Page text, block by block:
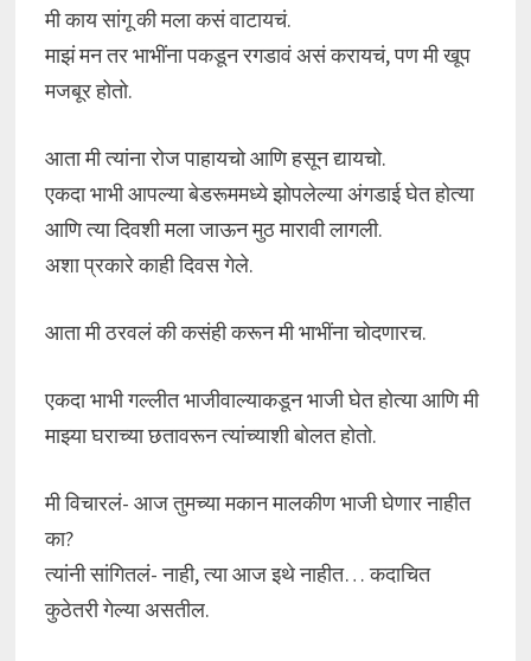
मी काय सांगू की मला कसं वाटायचं.
माझं मन तर भाभींना पकडून रगडावं असं करायचं, पण मी खूप
मजबूर होतो.
आता मी त्यांना रोज पाहायचो आणि हसून द्यायचो.
एकदा भाभी आपल्या बेडरूममध्ये झोपलेल्या अंगडाई घेत होत्या
आणि त्या दिवशी मला जाऊन मुठ मारावी लागली.
अशा प्रकारे काही दिवस गेले.
आता मी ठरवलं की कसंही करून मी भाभींना चोदणारच.
एकदा भाभी गल्लीत भाजीवाल्याकडून भाजी घेत होत्या आणि मी
माझ्या घराच्या छतावरून त्यांच्याशी बोलत होतो.
मी विचारलं- आज तुमच्या मकान मालकीण भाजी घेणार नाहीत
का?
त्यांनी सांगितलं- नाही, त्या आज इथे नाहीत… कदाचित
कुठेतरी गेल्या असतील.